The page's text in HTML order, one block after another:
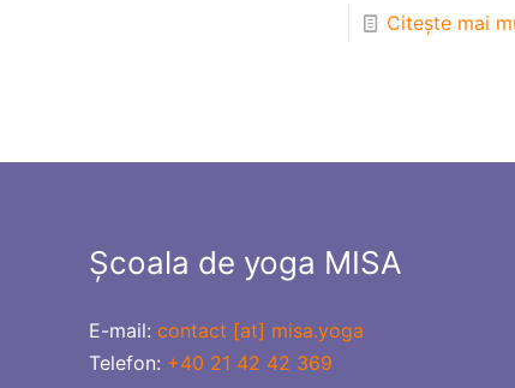
Citește mai
Școala de yoga MISA
E-mail: contact [at] misa.yoga
Telefon: +40 21 42 42 369